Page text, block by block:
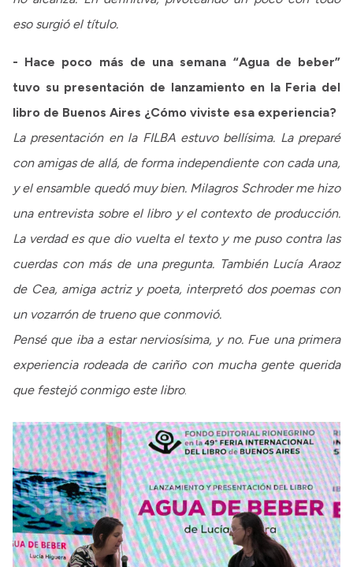
eso surgió el título.
- Hace poco más de una semana “Agua de beber”
tuvo su presentación de lanzamiento en la Feria del
libro de Buenos Aires ¿Cómo viviste esa experiencia?
La presentación en la FILBA estuvo bellísima. La preparé
con amigas de allá, de forma independiente con cada una,
y el ensamble quedó muy bien. Milagros Schroder me hizo
una entrevista sobre el libro y el contexto de producción.
La verdad es que dio vuelta el texto y me puso contra las
cuerdas con más de una pregunta. También Lucía Araoz
de Cea, amiga actriz y poeta, interpretó dos poemas con
un vozarrón de trueno que conmovió.
Pensé que iba a estar nerviosísima, y no. Fue una primera
experiencia rodeada de cariño con mucha gente querida
que festejó conmigo este libro.